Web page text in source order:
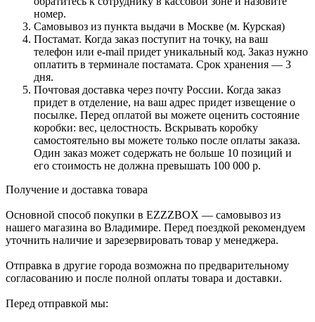
номер.
Самовывоз из пункта выдачи в Москве (м. Курская)
Постамат. Когда заказ поступит на точку, на ваш
телефон или e-mail придет уникальный код. Заказ нужно
оплатить в терминале постамата. Срок хранения — 3
дня.
Почтовая доставка через почту России. Когда заказ
придет в отделение, на ваш адрес придет извещение о
посылке. Перед оплатой вы можете оценить состояние
коробки: вес, целостность. Вскрывать коробку
самостоятельно вы можете только после оплаты заказа.
Один заказ может содержать не больше 10 позиций и
его стоимость не должна превышать 100 000 р.
Получение и доставка товара
Основной способ покупки в EZZZBOX — самовывоз из
нашего магазина во Владимире. Перед поездкой рекомендуем
уточнить наличие и зарезервировать товар у менеджера.
Отправка в другие города возможна по предварительному
согласованию и после полной оплаты товара и доставки.
Перед отправкой мы: